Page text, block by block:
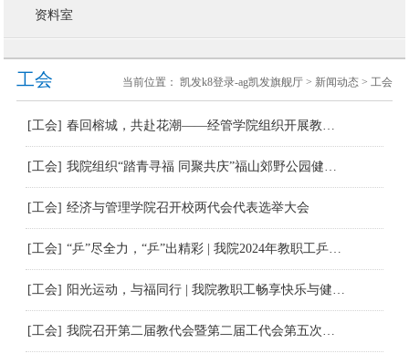
资料室
工会 当前位置：凯发k8登录-ag凯发旗舰厅 > 新闻动态 >工会
[工会] 春回榕城，共赴花潮——经管学院组织开展教职工踏春活动
[工会] 我院组织“踏青寻福 同聚共庆”福山郊野公园健步走活动
[工会] 经济与管理学院召开校两代会代表选举大会
[工会] “乒”尽全力，“乒”出精彩 | 我院2024年教职工乒乓球团体赛圆满结束
[工会] 阳光运动，与福同行 | 我院教职工畅享快乐与健康双重盛宴
[工会] 我院召开第二届教代会暨第二届工代会第五次会议